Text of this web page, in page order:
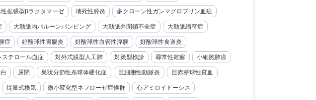
拡張型βラクタマーゼ 壊死性膵炎 多クローン性ガンマグロブリン血症
大動脈内バルーンパンピング 大動脈弁閉鎖不全症 大動脈縮窄症
症 好酸球性胃腸炎 好酸球性血管性浮腫 好酸球性食道炎
ステロール血症 対外式膜型人工肺 対策型検診 尋常性乾癬 小細胞肺癌
尿閉 巣状分節性糸球体硬化症 巨細胞性動脈炎 巨赤芽球性貧血
従量式換気 微小変化型ネフローゼ症候群 心アミロイドーシス